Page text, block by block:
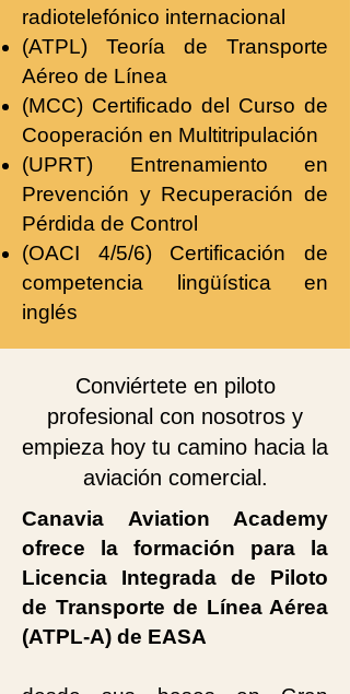
radiotelefónico internacional
(ATPL) Teoría de Transporte
Aéreo de Línea
(MCC) Certificado del Curso de
Cooperación en Multitripulación
(UPRT) Entrenamiento en
Prevención y Recuperación de
Pérdida de Control
(OACI 4/5/6) Certificación de
competencia lingüística en
inglés
Conviértete en piloto
profesional con nosotros y
empieza hoy tu camino hacia la
aviación comercial.
Canavia Aviation Academy
ofrece la formación para la
Licencia Integrada de Piloto
de Transporte de Línea Aérea
(ATPL-A) de EASA